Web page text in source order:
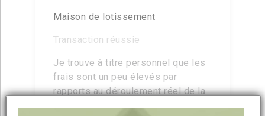
Maison de lotissement
Transaction réussie
Je trouve à titre personnel que les
frais sont un peu élevés par
rapports au déroulement réel de la
vente de mon bien, mais je dis ca